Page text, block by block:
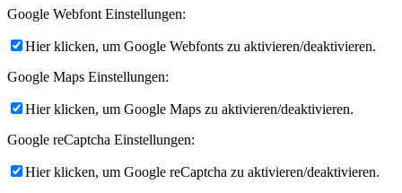
Google Webfont Einstellungen:
Hier klicken, um Google Webfonts zu aktivieren/deaktivieren.
Google Maps Einstellungen:
Hier klicken, um Google Maps zu aktivieren/deaktivieren.
Google reCaptcha Einstellungen:
Hier klicken, um Google reCaptcha zu aktivieren/deaktivieren.